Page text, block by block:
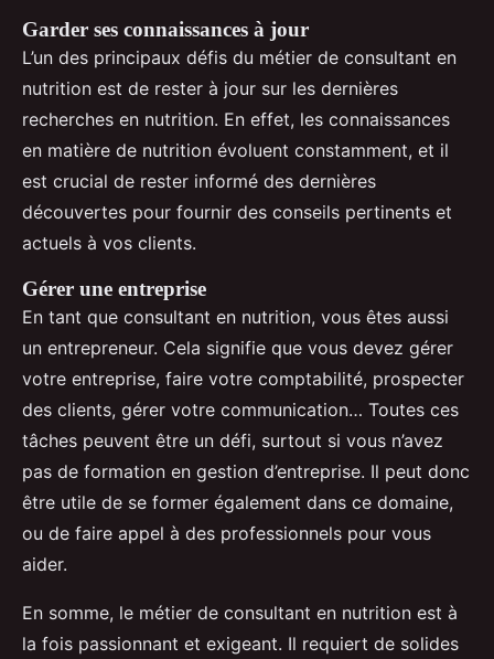
Garder ses connaissances à jour
L’un des principaux défis du métier de consultant en
nutrition est de rester à jour sur les dernières
recherches en nutrition. En effet, les connaissances
en matière de nutrition évoluent constamment, et il
est crucial de rester informé des dernières
découvertes pour fournir des conseils pertinents et
actuels à vos clients.
Gérer une entreprise
En tant que consultant en nutrition, vous êtes aussi
un entrepreneur. Cela signifie que vous devez gérer
votre entreprise, faire votre comptabilité, prospecter
des clients, gérer votre communication… Toutes ces
tâches peuvent être un défi, surtout si vous n’avez
pas de formation en gestion d’entreprise. Il peut donc
être utile de se former également dans ce domaine,
ou de faire appel à des professionnels pour vous
aider.
En somme, le métier de consultant en nutrition est à
la fois passionnant et exigeant. Il requiert de solides